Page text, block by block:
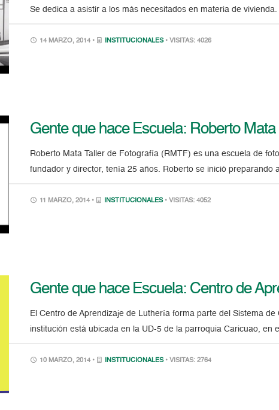
Se dedica a asistir a los más necesitados en materia de
14 MARZO, 2014 • INSTITUCIONALES • VISITAS: 4026
Gente que hace Escuela: Roberto
Roberto Mata Taller de Fotografía (RMTF) es una escuela de
fundador y director, tenía 25 años. Roberto se inició preparando
11 MARZO, 2014 • INSTITUCIONALES • VISITAS: 4052
Gente que hace Escuela: Centro de
El Centro de Aprendizaje de Luthería forma parte del Sistema
institución está ubicada en la UD-5 de la parroquia Caricuao, en
10 MARZO, 2014 • INSTITUCIONALES • VISITAS: 2764